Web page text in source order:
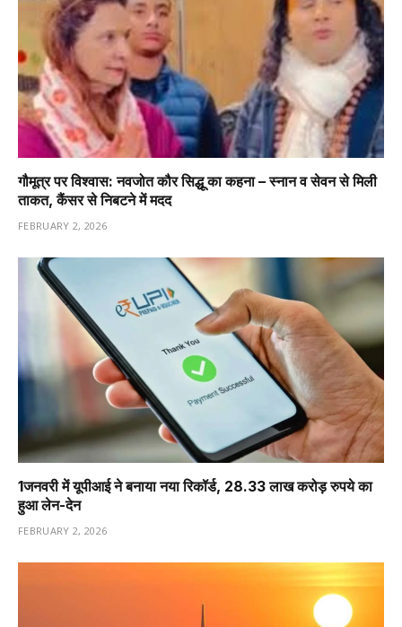
गौमूत्र पर विश्वास: नवजोत कौर सिद्धू का कहना – स्नान व सेवन से मिली
ताकत, कैंसर से निबटने में मदद
FEBRUARY 2, 2026
1️जनवरी में यूपीआई ने बनाया नया रिकॉर्ड, 28.33 लाख करोड़ रुपये का
हुआ लेन-देन
FEBRUARY 2, 2026